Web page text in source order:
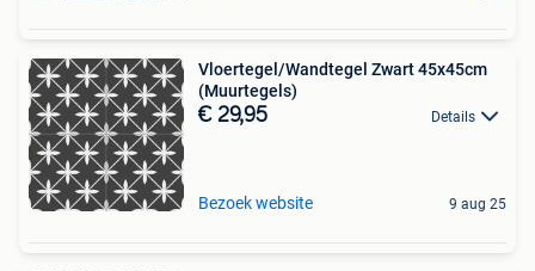
Vloertegel/Wandtegel Zwart 45x45cm
(Muurtegels)
€ 29,95 Details
Bezoek website 9 aug 25